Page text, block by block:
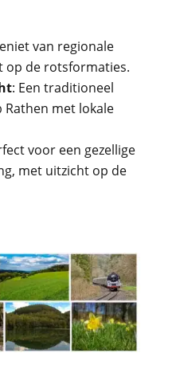
van regionale
op de rotsformaties.
: Een traditioneel
met lokale
voor een gezellige
met uitzicht op de